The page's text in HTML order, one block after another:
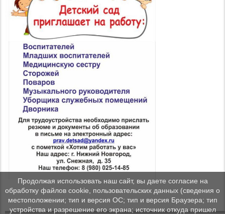
Продолжая использовать наш сайт, вы даете согласие на
обработку файлов cookie, пользовательских данных (сведения о
местоположении; тип и версия ОС; тип и версия Браузера; тип
устройства и разрешение его экрана; источник откуда пришел